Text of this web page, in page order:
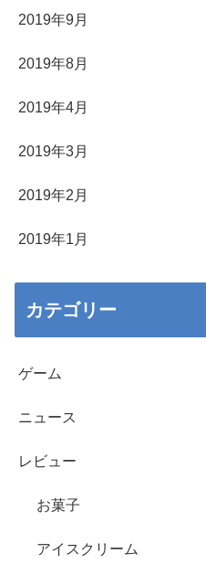
2019年9月
2019年8月
2019年4月
2019年3月
2019年2月
2019年1月
カテゴリー
ゲーム
ニュース
レビュー
お菓子
アイスクリーム